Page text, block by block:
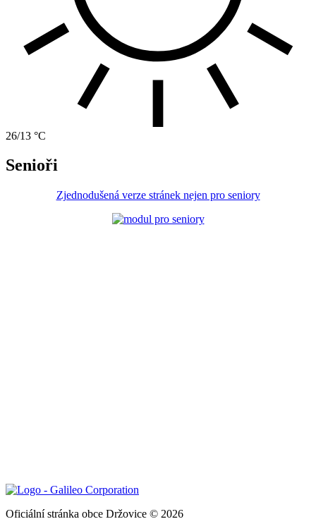
26/13 °C
Senioři
Zjednodušená verze stránek nejen pro seniory
Oficiální stránka obce Držovice © 2026